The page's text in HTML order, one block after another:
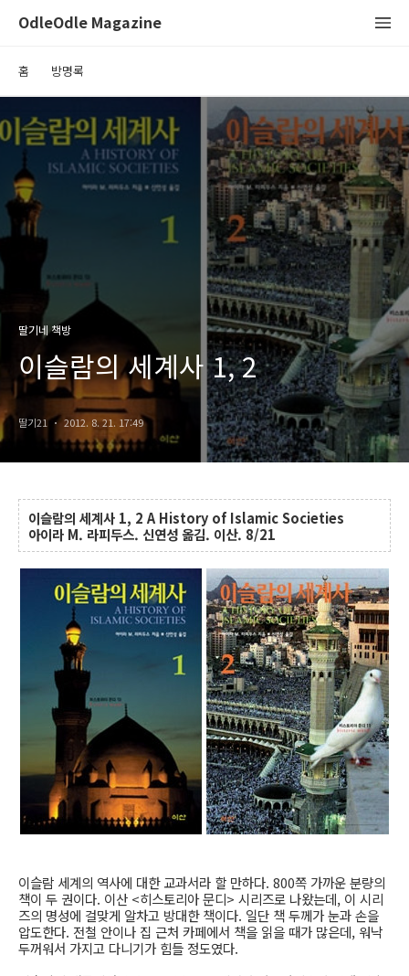
OdleOdle Magazine
홈 방명록
딸기네 책방
이슬람의 세계사 1, 2
딸기21 2012. 8. 21. 17:49
이슬람의 세계사 1, 2 A History of Islamic Societies
아이라 M. 라피두스. 신연성 옮김. 이산. 8/21
이슬람 세계의 역사에 대한 교과서라 할 만하다. 800쪽 가까운 분량의
책이 두 권이다. 이산 <히스토리아 문디> 시리즈로 나왔는데, 이 시리
즈의 명성에 걸맞게 알차고 방대한 책이다. 일단 책 두께가 눈과 손을
압도한다. 전철 안이나 집 근처 카페에서 책을 읽을 때가 많은데, 워낙
두꺼워서 가지고 다니기가 힘들 정도였다.